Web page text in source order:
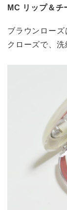
MC リップ＆
ブラウンロー
クローズで、洗